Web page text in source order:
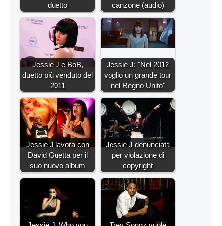
duetto
canzone (audio)
Jessie J e BoB,
duetto più venduto del
2011
Jessie J: "Nel 2012
voglio un grande tour
nel Regno Unito"
Jessie J lavora con
David Guetta per il
suo nuovo album
Jessie J denunciata
per violazione di
copyright